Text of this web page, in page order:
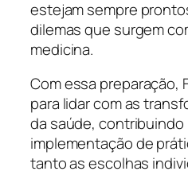
estejam sempre
dilemas que surgem
medicina.
Com essa preparação,
para lidar com as
da saúde, contribuindo
implementação de
tanto as escolhas